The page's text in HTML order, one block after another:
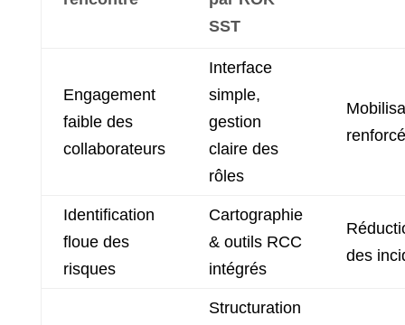
SST
Engagement
faible des
collaborateurs
Interface
simple,
gestion
claire des
rôles
Identification
floue des
risques
Cartographie
& outils RCC
intégrés
des
Structuration